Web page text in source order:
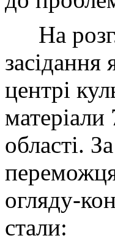
На
засідання
центрі
матеріали
області.
огляду-
стали: